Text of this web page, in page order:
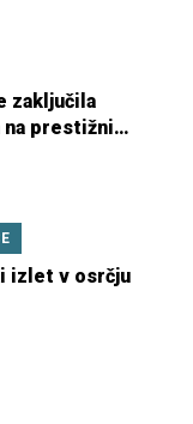
zaključila
na prestižni
izlet v osrčju